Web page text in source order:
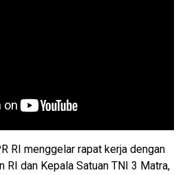
RI menggelar rapat kerja dengan
RI dan Kepala Satuan TNI 3 Matra,